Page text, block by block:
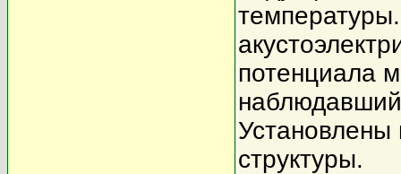
потенциала
Установлены
структуры.